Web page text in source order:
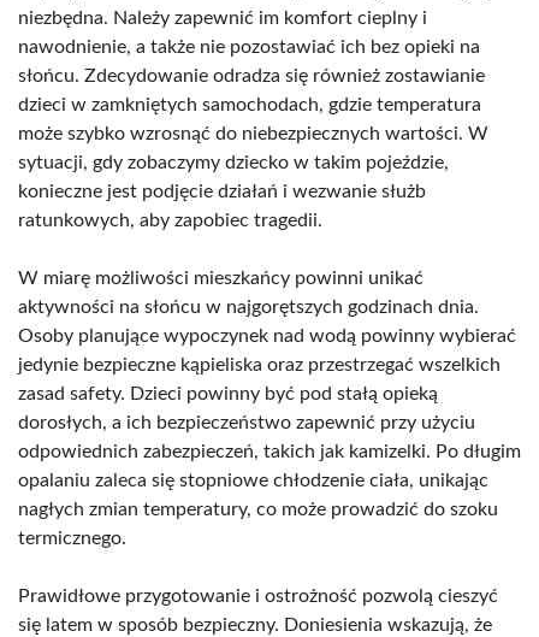
niezbędna. Należy zapewnić im komfort cieplny i
nawodnienie, a także nie pozostawiać ich bez opieki na
słońcu. Zdecydowanie odradza się również zostawianie
dzieci w zamkniętych samochodach, gdzie temperatura
może szybko wzrosnąć do niebezpiecznych wartości. W
sytuacji, gdy zobaczymy dziecko w takim pojeździe,
konieczne jest podjęcie działań i wezwanie służb
ratunkowych, aby zapobiec tragedii.
W miarę możliwości mieszkańcy powinni unikać
aktywności na słońcu w najgorętszych godzinach dnia.
Osoby planujące wypoczynek nad wodą powinny wybierać
jedynie bezpieczne kąpieliska oraz przestrzegać wszelkich
zasad safety. Dzieci powinny być pod stałą opieką
dorosłych, a ich bezpieczeństwo zapewnić przy użyciu
odpowiednich zabezpieczeń, takich jak kamizelki. Po długim
opalaniu zaleca się stopniowe chłodzenie ciała, unikając
nagłych zmian temperatury, co może prowadzić do szoku
termicznego.
Prawidłowe przygotowanie i ostrożność pozwolą cieszyć
się latem w sposób bezpieczny. Doniesienia wskazują, że